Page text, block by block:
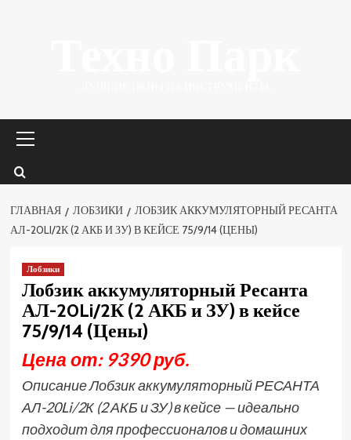
меню
ГЛАВНАЯ ЛОБЗИКИ
ЛОБЗИК АККУМУЛЯТОРНЫЙ РЕСАНТА
АЛ-20LI/2К (2 АКБ И ЗУ) В КЕЙСЕ 75/9/14 (ЦЕНЫ)
Лобзики
Лобзик аккумуляторный Ресанта
АЛ-20Li/2К (2 АКБ и ЗУ) в кейсе
75/9/14 (Цены)
Цена от: 9390 руб.
Описание Лобзик аккумуляторный РЕСАНТА
АЛ-20Li/2К (2 АКБ и ЗУ) в кейсе — идеально
подходит для профессионалов и домашних